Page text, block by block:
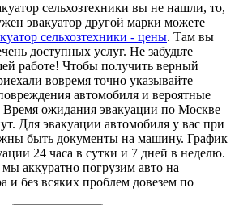
сельхозтехники вы не нашли, то,
эвакуатор другой марки можете
сельхозтехники - цены. Там вы
доступных услуг. Не забудьте
работе! Чтобы получить верный
вовремя точно указывайте
автомобиля и вероятные
Время ожидания эвакуации по Москве
Для эвакуации автомобиля у вас при
быть документы на машину. График
24 часа в сутки и 7 дней в неделю.
аккуратно погрузим авто на
и без всяких проблем довезем по